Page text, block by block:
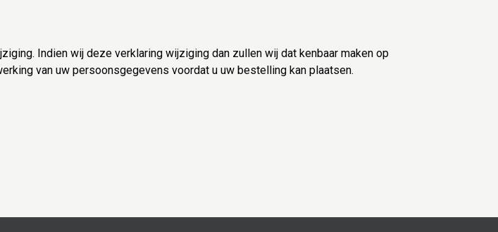
Indien wij deze verklaring wijziging dan zullen wij dat kenbaar maken op
van uw persoonsgegevens voordat u uw bestelling kan plaatsen.